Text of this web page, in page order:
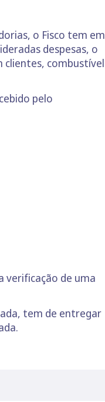
o Fisco tem em
despesas, o
clientes, combustível
pelo
verificação de uma
tem de entregar